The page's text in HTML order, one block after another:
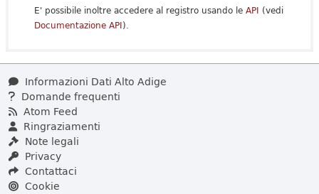
E' possibile inoltre accedere al registro usando le API (vedi
Documentazione API).
Informazioni Dati Alto Adige
Domande frequenti
Atom Feed
Ringraziamenti
Note legali
Privacy
Contattaci
Cookie